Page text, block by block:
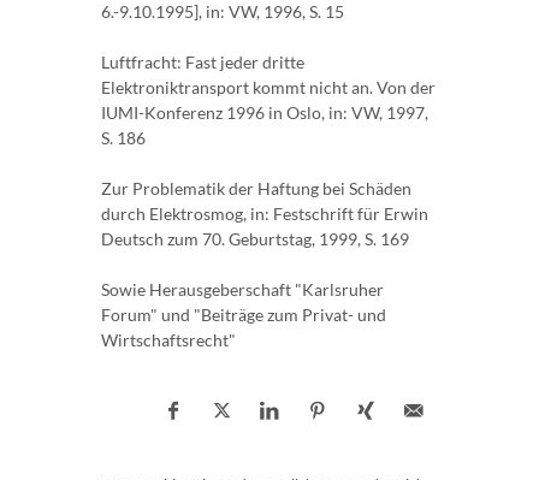
6.-9.10.1995], in: VW, 1996, S. 15
Luftfracht: Fast jeder dritte
Elektroniktransport kommt nicht an. Von der
IUMI-Konferenz 1996 in Oslo, in: VW, 1997,
S. 186
Zur Problematik der Haftung bei Schäden
durch Elektrosmog, in: Festschrift für Erwin
Deutsch zum 70. Geburtstag, 1999, S. 169
Sowie Herausgeberschaft "Karlsruher
Forum" und "Beiträge zum Privat- und
Wirtschaftsrecht"